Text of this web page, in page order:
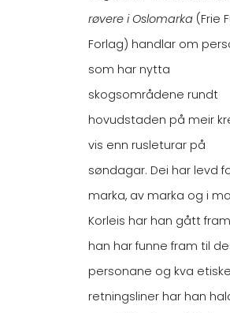
røvere i Oslomarka (Frie
Forlag) handlar om
som har nytta
skogsområdene rundt
hovudstaden på meir
vis enn rusleturar på
søndagar. Dei har levd
marka, av marka og i
Korleis har han gått
han har funne fram til
personane og kva etiske
retningsliner har han